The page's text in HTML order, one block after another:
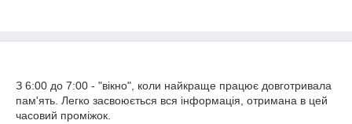
З 6:00 до 7:00 - "вікно", коли найкраще працює довготривала
пам'ять. Легко засвоюється вся інформація, отримана в цей
часовий проміжок.